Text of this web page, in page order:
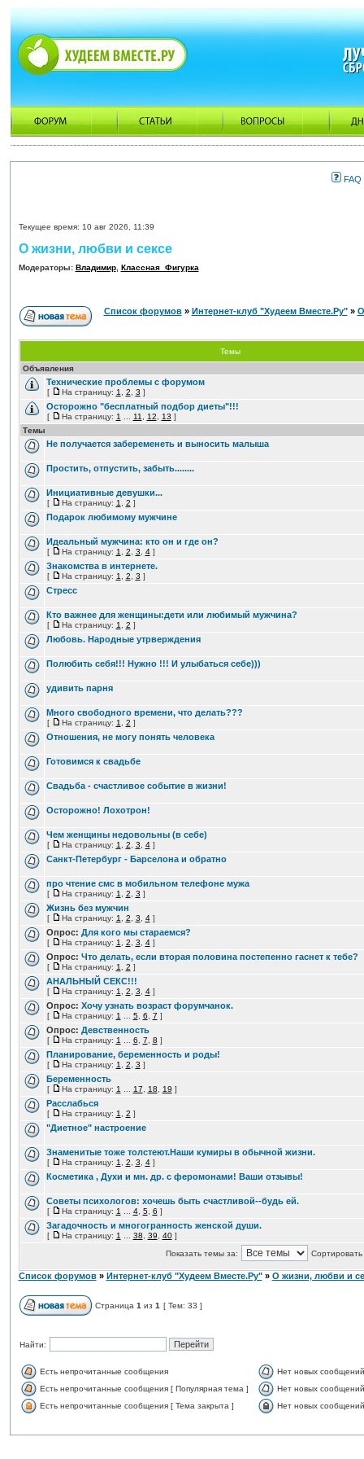
FAQ
Текущее время: 10 авг 2026, 11:39
О жизни, любви и сексе
Модераторы: Владимир, Классная_Фигурка
Список форумов» Интернет-клуб "Худеем Вместе.Ру"»
Темы
Объявления
Технические проблемы с форумом
[ На страницу: 1 2 3 ]
Осторожно "бесплатный подбор диеты"!!!
[ На страницу: 1 11 12 13 ]
Темы
Не получается забеременеть и выносить малыша
Простить, отпустить, забыть........
Инициативные девушки...
[ На страницу: 1 2 ]
Подарок любимому мужчине
Идеальный мужчина: кто он и где он?
[ На страницу: 1 2 3 4]
Знакомства в интернете.
[ На страницу: 1 2 3 ]
Стресс
Кто важнее для женщины:дети или любимый мужчина?
[ На страницу: 1 2 ]
Любовь. Народные утрверждения
Полюбить себя!!! Нужно !!! И улыбаться себе)))
удивить парня
Много свободного времени, что делать???
[ На страницу: 1 2 ]
Отношения, не могу понять человека
Готовимся к свадьбе
Свадьба - счастливое событие в жизни!
Осторожно! Лохотрон!
Чем женщины недовольны (в себе)
[ На страницу: 1 2 3 4]
Санкт-Петербург - Барселона и обратно
про чтение смс в мобильном телефоне мужа
[ На страницу: 1 2 3 ]
Жизнь без мужчин
[ На страницу: 1 2 3 4]
Опрос: Для кого мы стараемся?
[ На страницу: 1 2 3 4]
Опрос: Что делать, если вторая половина постепенно гаснет к тебе?
[ На страницу: 1 2 ]
АНАЛЬНЫЙ СЕКС!!!
[ На страницу: 1 2 3 4]
Опрос: Хочу узнать возраст форумчанок.
[ На страницу: 1 5, 6 7 ]
Опрос: Девственность
[ На страницу: 1 6 7 8 ]
Планирование, беременность и роды!
[ На страницу: 1 2 3 ]
Беременность
[ На страницу: 1 17 18 19 ]
Расслабься
[ На страницу: 1 2 ]
"Диетное" настроение
Знаменитые тоже толстеют.Наши кумиры в обычной жизни.
[ На страницу: 1 2 3 4]
Косметика , Духи и мн. др. с феромонами! Ваши отзывы!
Советы психологов: хочешь быть счастливой--будь ей.
[ На страницу: 1 4, 5, 6 ]
Загадочность и многогранность женской души.
[ На страницу: 1 38 39 40]
Показать темы за:
Сортировать
Список форумов» Интернет-клуб "Худеем Вместе.Ру"» О жизни, любви и
Страница 1 из 1 [ Тем: 33 ]
Найти:
Есть непрочитанные сообщения
Нет новых сообщений
Есть непрочитанные сообщения [ Популярная тема ]
Нет новых
Есть непрочитанные сообщения [ Тема закрыта ]
Нет новых